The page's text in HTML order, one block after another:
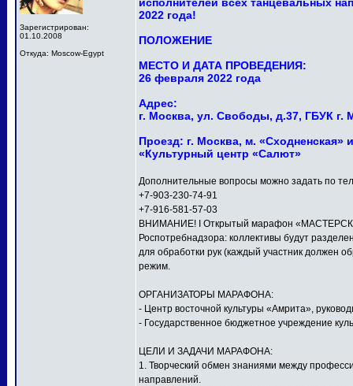
Зарегистрирован:
01.10.2008
Откуда: Moscow-Egypt
2022 года!
ПОЛОЖЕНИЕ
МЕСТО И ДАТА ПРОВЕДЕНИЯ:
26 февраля 2022 года
Адрес:
г. Москва, ул. Свободы, д.37, ГБУК
Проезд: г. Москва, м. «Сходненская»
«Культурный центр «Салют»
Дополнительные вопросы можно задать по
+7-903-230-74-91
+7-916-581-57-03
ВНИМАНИЕ! I Открытый марафон
Роспотребнадзора: коллективы будут
для обработки рук (каждый участник должен
режим.
ОРГАНИЗАТОРЫ МАРАФОНА:
- Центр восточной культуры «Амрита»,
- Государственное бюджетное учреждение
ЦЕЛИ И ЗАДАЧИ МАРАФОНА:
1. Творческий обмен знаниями между
направлений.